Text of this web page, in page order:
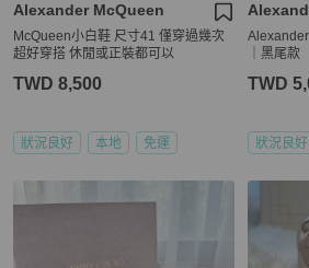
Alexander McQueen
McQueen小白鞋 尺寸41 僅穿過幾次
超好穿搭 休閒或正裝都可以
TWD 8,500
狀況良好 本地 免運
｜黑尾款
TWD
狀況良好